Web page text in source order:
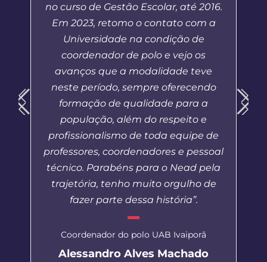
no curso de Gestão Escolar, até 2016.
Em 2023, retomo o contato com a
Universidade na condição de
coordenador de polo e vejo os
avanços que a modalidade teve
neste período, sempre oferecendo
formação de qualidade para a
população, além do respeito e
profissionalismo de toda equipe de
professores, coordenadores e pessoal
técnico. Parabéns para o Nead pela
trajetória, tenho muito orgulho de
fazer parte dessa história”.
Coordenador do polo UAB Ivaiporã
Alessandro Alves Machado